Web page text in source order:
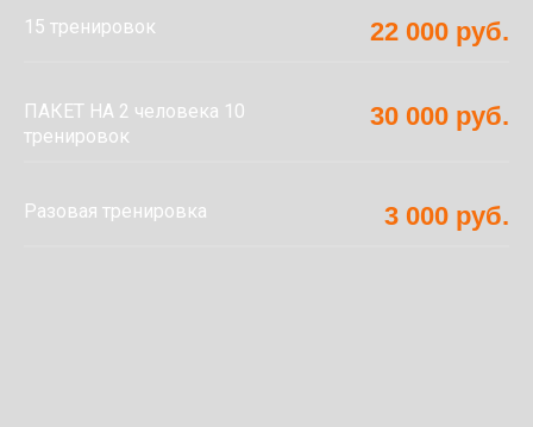
15 тренировок 22 000 руб.
ПАКЕТ НА 2 человека 10
тренировок
30 000 руб.
Разовая тренировка 3 000 руб.